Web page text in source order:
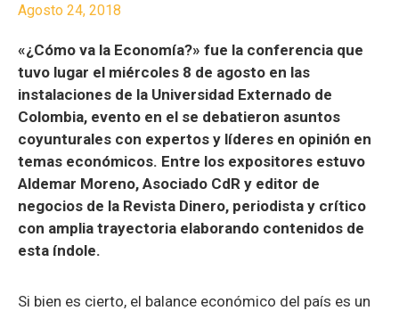
Agosto 24, 2018
«¿Cómo va la Economía?» fue la conferencia que
tuvo lugar el miércoles 8 de agosto en las
instalaciones de la Universidad Externado de
Colombia, evento en el se debatieron asuntos
coyunturales con expertos y líderes en opinión en
temas económicos. Entre los expositores estuvo
Aldemar Moreno, Asociado CdR y editor de
negocios de la Revista Dinero, periodista y crítico
con amplia trayectoria elaborando contenidos de
esta índole.
Si bien es cierto, el balance económico del país es un